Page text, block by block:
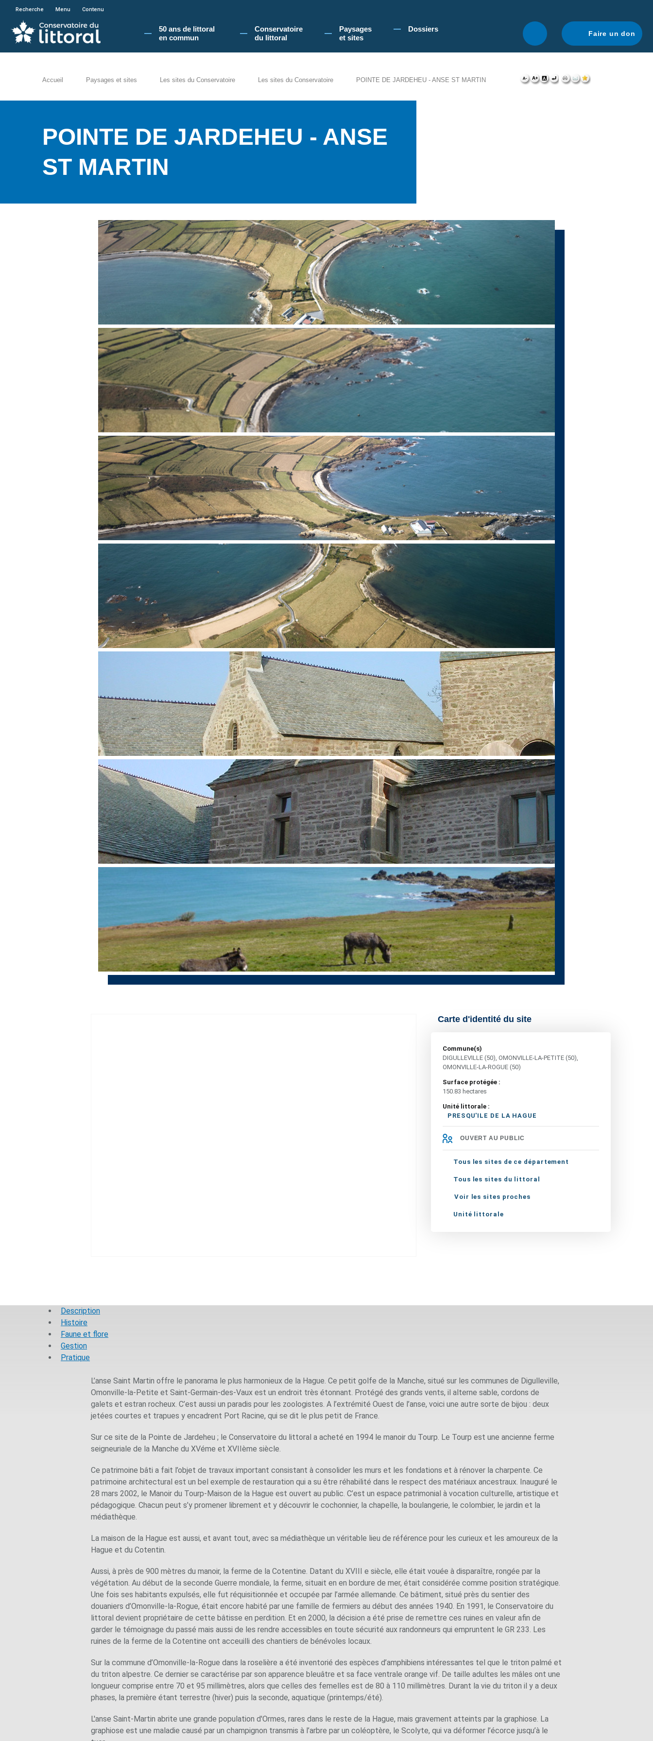
En poursuivant votre navigation sur le site du Conservatoire du littoral, vous acceptez l'utilisation de cookies pour vous proposer une navigation optimale.
Recherche Menu Contenu
50 ans de littoral
en commun​
Conservatoire
du littoral
Paysages
et sites
Dossiers
Faire un don
Accueil Paysages et sites Les sites du Conservatoire Les sites du Conservatoire POINTE DE JARDEHEU - ANSE ST MARTIN
POINTE DE JARDEHEU - ANSE
ST MARTIN
Carte d'identité du site
Commune(s)
DIGULLEVILLE (50), OMONVILLE-LA-PETITE (50),
OMONVILLE-LA-ROGUE (50)
Surface protégée :
150.83 hectares
Unité littorale :
PRESQU'ILE DE LA HAGUE
OUVERT AU PUBLIC
Tous les sites de ce département
Tous les sites du littoral
Voir les sites proches
Unité littorale
Description
Histoire
Faune et flore
Gestion
Pratique
L’anse Saint Martin offre le panorama le plus harmonieux de la Hague. Ce petit golfe de la Manche, situé sur les communes de Digulleville,
Omonville-la-Petite et Saint-Germain-des-Vaux est un endroit très étonnant. Protégé des grands vents, il alterne sable, cordons de
galets et estran rocheux. C’est aussi un paradis pour les zoologistes. A l’extrémité Ouest de l’anse, voici une autre sorte de bijou : deux
jetées courtes et trapues y encadrent Port Racine, qui se dit le plus petit de France.
Sur ce site de la Pointe de Jardeheu ; le Conservatoire du littoral a acheté en 1994 le manoir du Tourp. Le Tourp est une ancienne ferme
seigneuriale de la Manche du XVéme et XVIIème siècle.
Ce patrimoine bâti a fait l’objet de travaux important consistant à consolider les murs et les fondations et à rénover la charpente. Ce
patrimoine architectural est un bel exemple de restauration qui a su être réhabilité dans le respect des matériaux ancestraux. Inauguré le
28 mars 2002, le Manoir du Tourp-Maison de la Hague est ouvert au public. C’est un espace patrimonial à vocation culturelle, artistique et
pédagogique. Chacun peut s’y promener librement et y découvrir le cochonnier, la chapelle, la boulangerie, le colombier, le jardin et la
médiathèque.
La maison de la Hague est aussi, et avant tout, avec sa médiathèque un véritable lieu de référence pour les curieux et les amoureux de la
Hague et du Cotentin.
Aussi, à près de 900 mètres du manoir, la ferme de la Cotentine. Datant du XVIII e siècle, elle était vouée à disparaître, rongée par la
végétation. Au début de la seconde Guerre mondiale, la ferme, situait en en bordure de mer, était considérée comme position stratégique.
Une fois ses habitants expulsés, elle fut réquisitionnée et occupée par l’armée allemande. Ce bâtiment, situé près du sentier des
douaniers d’Omonville-la-Rogue, était encore habité par une famille de fermiers au début des années 1940. En 1991, le Conservatoire du
littoral devient propriétaire de cette bâtisse en perdition. Et en 2000, la décision a été prise de remettre ces ruines en valeur afin de
garder le témoignage du passé mais aussi de les rendre accessibles en toute sécurité aux randonneurs qui empruntent le GR 233. Les
ruines de la ferme de la Cotentine ont acceuilli des chantiers de bénévoles locaux.
Sur la commune d’Omonville-la-Rogue dans la roselière a été inventorié des espèces d’amphibiens intéressantes tel que le triton palmé et
du triton alpestre. Ce dernier se caractérise par son apparence bleuâtre et sa face ventrale orange vif. De taille adultes les mâles ont une
longueur comprise entre 70 et 95 millimètres, alors que celles des femelles est de 80 à 110 millimètres. Durant la vie du triton il y a deux
phases, la première étant terrestre (hiver) puis la seconde, aquatique (printemps/été).
L'anse Saint-Martin abrite une grande population d'Ormes, rares dans le reste de la Hague, mais gravement atteints par la graphiose. La
graphiose est une maladie causé par un champignon transmis à l’arbre par un coléoptère, le Scolyte, qui va déformer l’écorce jusqu’à le